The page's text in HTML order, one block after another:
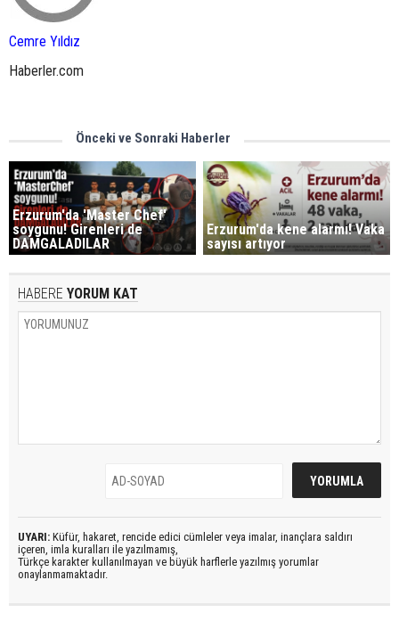
Cemre Yıldız
Haberler.com
Önceki ve Sonraki Haberler
Erzurum'da 'Master Chef'
soygunu! Girenleri de
DAMGALADILAR
Erzurum'da kene alarmı! Vaka
sayısı artıyor
HABERE YORUM KAT
UYARI: Küfür, hakaret, rencide edici cümleler veya imalar, inançlara saldırı
içeren, imla kuralları ile yazılmamış,
Türkçe karakter kullanılmayan ve büyük harflerle yazılmış yorumlar
onaylanmamaktadır.